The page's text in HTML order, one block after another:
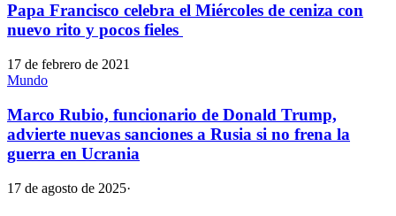
Papa Francisco celebra el Miércoles de ceniza con
nuevo rito y pocos fieles
17 de febrero de 2021
Mundo
Marco Rubio, funcionario de Donald Trump,
advierte nuevas sanciones a Rusia si no frena la
guerra en Ucrania
17 de agosto de 2025·